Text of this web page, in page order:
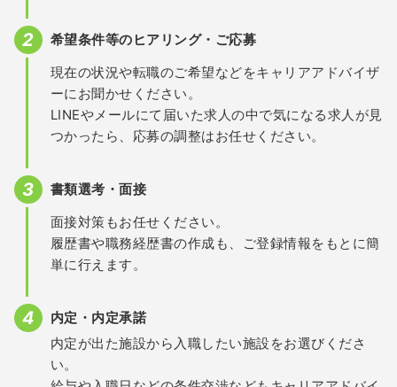
希望条件等のヒアリング・ご応募
現在の状況や転職のご希望などをキャリアアドバイザ
ーにお聞かせください。
LINEやメールにて届いた求人の中で気になる求人が見
つかったら、応募の調整はお任せください。
書類選考・面接
面接対策もお任せください。
履歴書や職務経歴書の作成も、ご登録情報をもとに簡
単に行えます。
内定・内定承諾
内定が出た施設から入職したい施設をお選びくださ
い。